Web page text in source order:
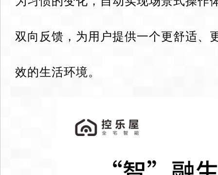
双向反馈，为用户提供一个更舒适、
效的生活环境。